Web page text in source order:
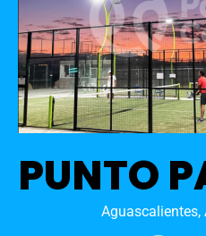
PUNTO
Aguascalientes,